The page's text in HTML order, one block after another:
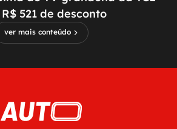
521 de desconto
ver mais conteúdo